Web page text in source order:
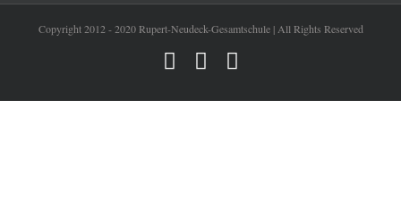
Copyright 2012 - 2020 Rupert-Neudeck-Gesamtschule | All Rights Reserved
InstagramFacebook